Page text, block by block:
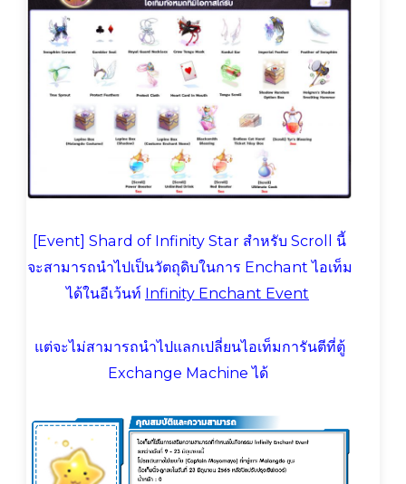
[Event] Shard of Infinity Star สำหรับ Scroll นี้
จะสามารถนำไปเป็นวัตถุดิบในการ Enchant ไอเท็ม
ได้ในอีเว้นท์ Infinity Enchant Event
แต่จะไม่สามารถนำไปแลกเปลี่ยนไอเท็มการันตีที่ตู้
Exchange Machine ได้